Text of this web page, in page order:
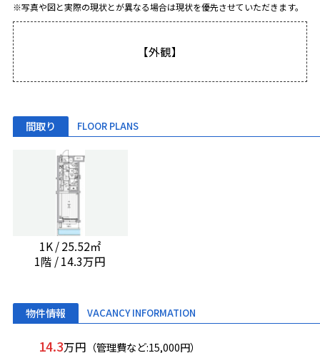
※写真や図と実際の現状とが異なる場合は現状を優先させていただきます。
【外観】
間取り FLOOR PLANS
1K / 25.52㎡
1階 / 14.3万円
物件情報 VACANCY INFORMATION
14.3万円 （管理費など:15,000円）